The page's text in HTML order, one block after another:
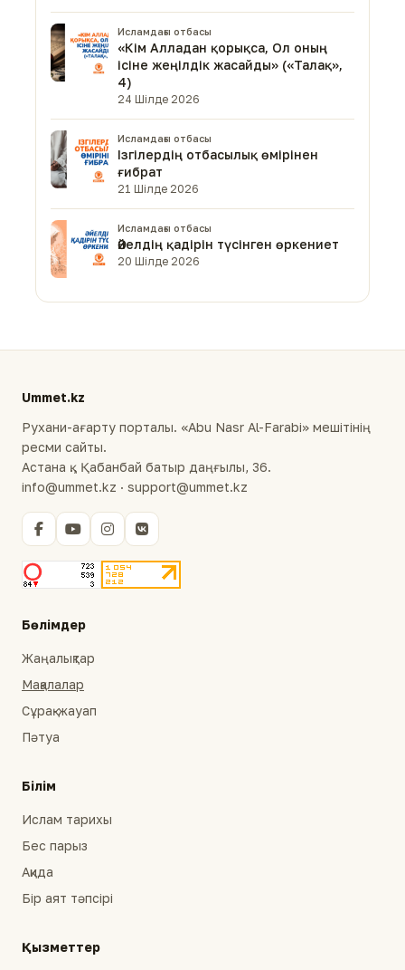
Исламдағы отбасы
«Кім Алладан қорықса, Ол оның
ісіне жеңілдік жасайды» («Талақ»,
4)
24 Шілде 2026
Исламдағы отбасы
Ізгілердің отбасылық өмірінен
ғибрат
21 Шілде 2026
Исламдағы отбасы
Әйелдің қадірін түсінген өркениет
20 Шілде 2026
Ummet.kz
Рухани-ағарту порталы. «Abu Nasr Al-Farabi» мешітінің
ресми сайты.
Астана қ., Қабанбай батыр даңғылы, 36.
info@ummet.kz · support@ummet.kz
Бөлімдер
Жаңалықтар
Мақалалар
Сұрақ-жауап
Пәтуа
Білім
Ислам тарихы
Бес парыз
Ақида
Бір аят тәпсірі
Қызметтер